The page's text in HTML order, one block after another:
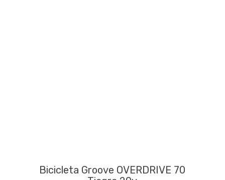
Bicicleta Groove OVERDRIVE 70